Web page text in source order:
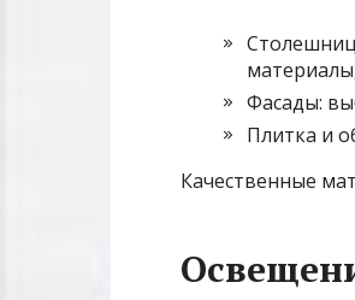
Фасады:
Плитка и
Качественные